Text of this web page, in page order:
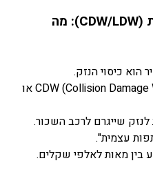
כיסוי נזק והשתתפות עצמית (CDW/LDW): מה
כיסוי הנזק.
הוא נקרא לעיתים קרובות CDW (Collision Damage Waiver) או
שייגרם לרכב השכור.
עצמית".
בין מאות לאלפי שקלים.